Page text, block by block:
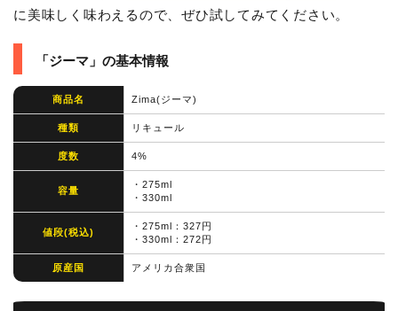
に美味しく味わえるので、ぜひ試してみてください。
「ジーマ」の基本情報
商品名 Zima(ジーマ)
種類 リキュール
度数 4%
容量
・275ml
・330ml
値段(税込)
・275ml：327円
・330ml：272円
原産国 アメリカ合衆国